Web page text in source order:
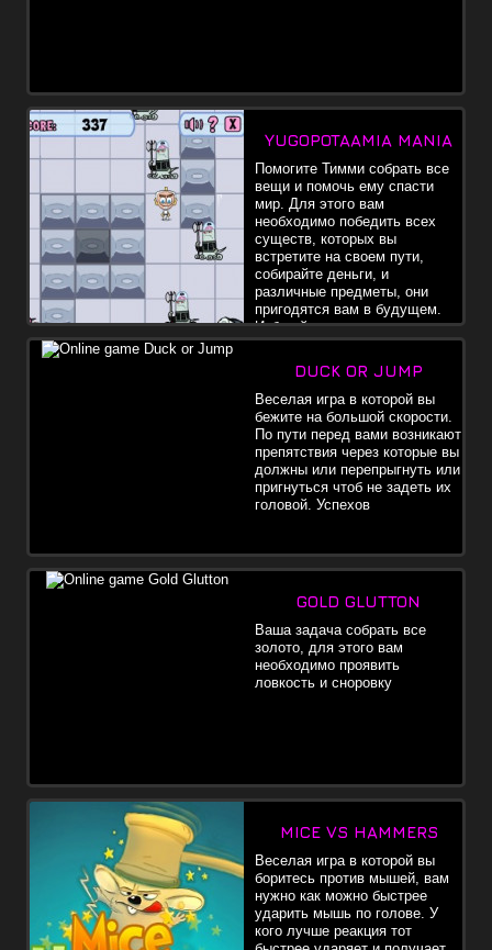
YUGOPOTAAMIA MANIA
Помогите Тимми собрать все
вещи и помочь ему спасти
мир. Для этого вам
необходимо победить всех
существ, которых вы
встретите на своем пути,
собирайте деньги, и
различные предметы, они
пригодятся вам в будущем.
Избегайте столкновения с
врагами.
DUCK OR JUMP
Веселая игра в которой вы
бежите на большой скорости.
По пути перед вами возникают
препятствия через которые вы
должны или перепрыгнуть или
пригнуться чтоб не задеть их
головой. Успехов
GOLD GLUTTON
Ваша задача собрать все
золото, для этого вам
необходимо проявить
ловкость и сноровку
MICE VS HAMMERS
Веселая игра в которой вы
боритесь против мышей, вам
нужно как можно быстрее
ударить мышь по голове. У
кого лучше реакция тот